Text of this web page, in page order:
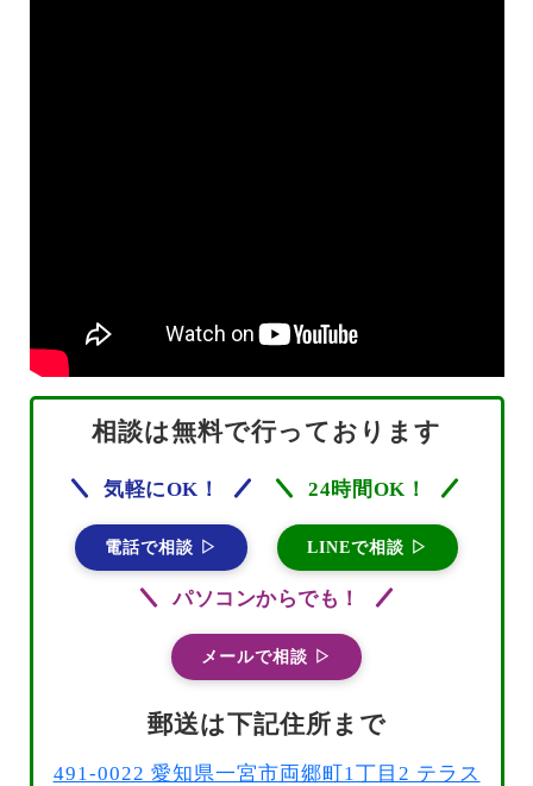
相談は無料で行っております
気軽にOK！
電話で相談 ▷
24時間OK！
LINEで相談 ▷
パソコンからでも！
メールで相談 ▷
郵送は下記住所まで
491-0022 愛知県一宮市両郷町1丁目2 テラス